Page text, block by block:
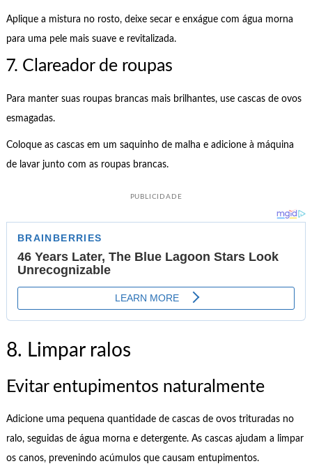
Aplique a mistura no rosto, deixe secar e enxágue com água morna
para uma pele mais suave e revitalizada.
7. Clareador de roupas
Para manter suas roupas brancas mais brilhantes, use cascas de ovos
esmagadas.
Coloque as cascas em um saquinho de malha e adicione à máquina
de lavar junto com as roupas brancas.
PUBLICIDADE
8. Limpar ralos
Evitar entupimentos naturalmente
Adicione uma pequena quantidade de cascas de ovos trituradas no
ralo, seguidas de água morna e detergente. As cascas ajudam a limpar
os canos, prevenindo acúmulos que causam entupimentos.